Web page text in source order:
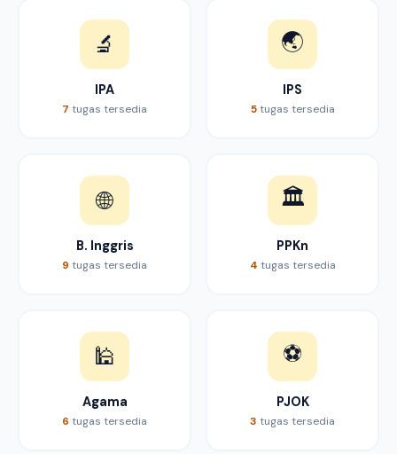
🔬
IPA
7 tugas tersedia
🌏
IPS
5tugas tersedia
🌐
B. Inggris
9 tugas tersedia
🏛️
PPKn
4 tugas tersedia
🕌
Agama
6 tugas tersedia
⚽
PJOK
3 tugas tersedia